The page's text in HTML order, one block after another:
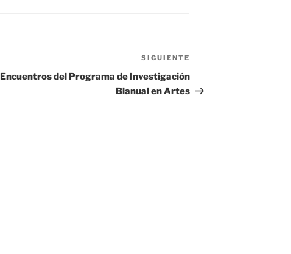
entrada
SIGUIENTE
Encuentros del Programa de Investigación
Bianual en Artes